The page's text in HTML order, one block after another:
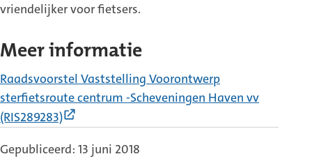
vriendelijker voor fietsers.
Meer informatie
Raadsvoorstel Vaststelling Voorontwerp
sterfietsroute centrum -Scheveningen Haven vv
(RIS289283)
Gepubliceerd: 13 juni 2018